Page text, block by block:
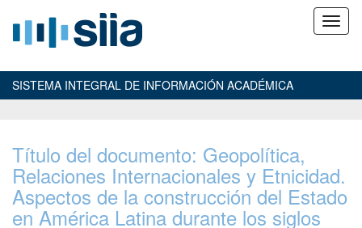
SISTEMA INTEGRAL DE INFORMACIÓN ACADÉMICA
Título del documento: Geopolítica,
Relaciones Internacionales y Etnicidad.
Aspectos de la construcción del Estado
en América Latina durante los siglos